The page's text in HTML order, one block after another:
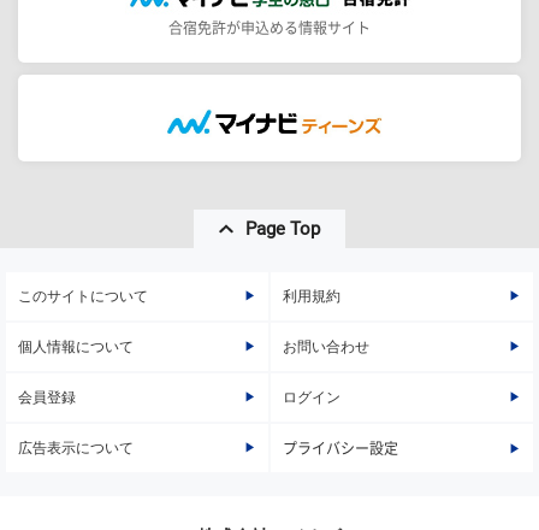
合宿免許が申込める情報サイト
Page Top
このサイトについて 利用規約
個人情報について お問い合わせ
会員登録 ログイン
広告表示について プライバシー設定